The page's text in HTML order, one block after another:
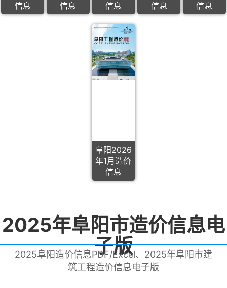
信息
信息
信息
信息
信息
阜阳2026
年1月造价
信息
2025年阜阳市造价信息电
子版
2025阜阳造价信息PDF/Excel、2025年阜阳市建
筑工程造价信息电子版